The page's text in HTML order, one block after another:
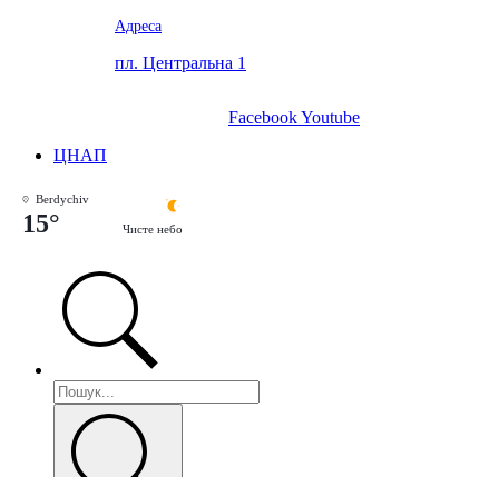
Адреса
пл. Центральна 1
FacebookYoutube
ЦНАП
Berdychiv
15° Чисте небо